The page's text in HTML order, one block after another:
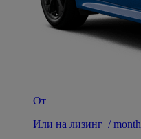
От
Или на лизинг / month